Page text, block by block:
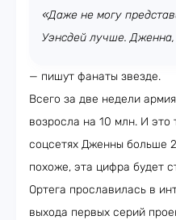
«Даже не могу
Уэнсдей лучше. Дженна,
— пишут фанаты звезде.
Всего за две недели
возросла на 10 млн. И это
соцсетях Дженны больше
похоже, эта цифра будет
Ортега прославилась в
выхода первых серий